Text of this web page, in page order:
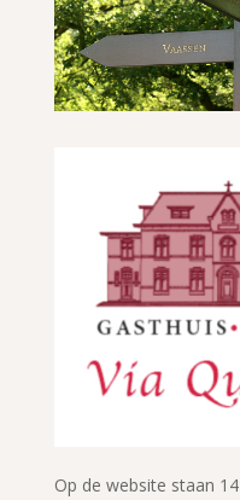
Op de website staan